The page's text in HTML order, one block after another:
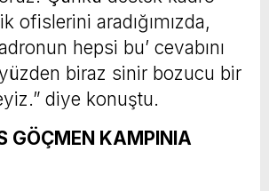
ofislerini aradığımızda,
hepsi bu’ cevabını
biraz sinir bozucu bir
diye konuştu.
GÖÇMEN KAMPINIA